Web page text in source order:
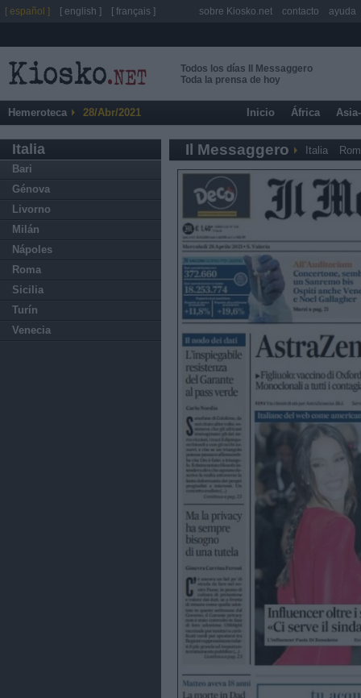
Todos los días Il Messaggero
Toda la prensa de hoy
Hemeroteca 28/Abr/2021 Inicio África
Italia
Bari
Génova
Livorno
Milán
Nápoles
Roma
Sicilia
Turín
Venecia
Il Messaggero Italia
[ español ] [ english ] [ français ] sobre Kiosko.net contacto ayuda